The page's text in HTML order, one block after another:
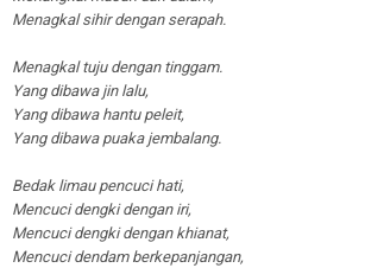
Menagkal sihir dengan serapah.
Menagkal tuju dengan tinggam.
Yang dibawa jin lalu,
Yang dibawa hantu peleit,
Yang dibawa puaka jembalang.
Bedak limau pencuci hati,
Mencuci dengki dengan iri,
Mencuci dengki dengan khianat,
Mencuci dendam berkepanjangan,